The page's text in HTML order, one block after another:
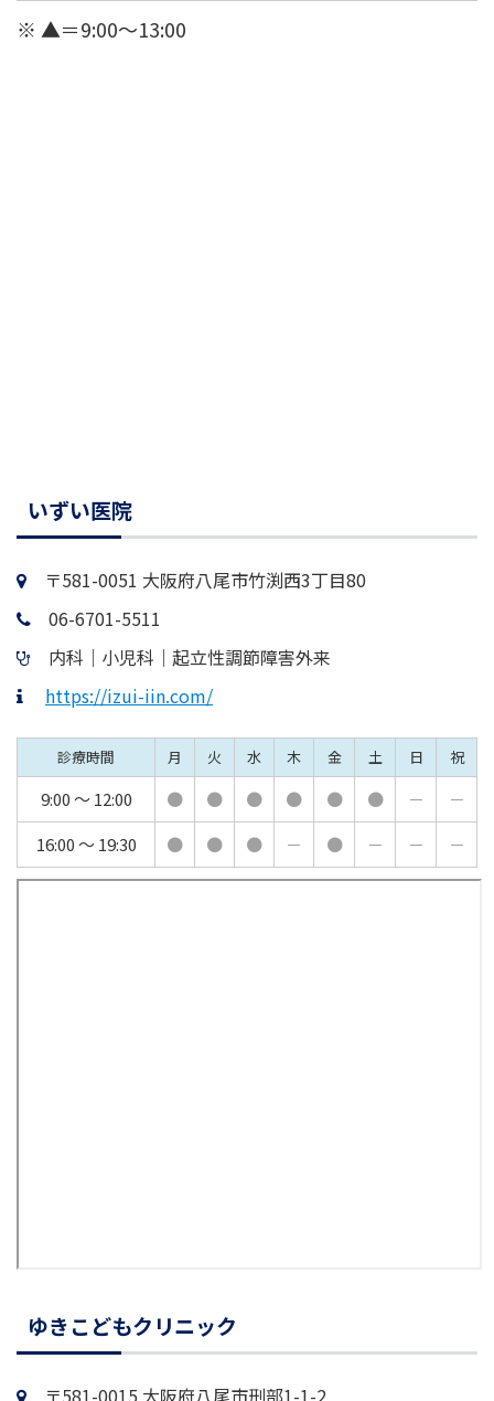
※ ▲＝9:00～13:00
いずい医院
〒581-0051 大阪府八尾市竹渕西3丁目80
06-6701-5511
内科｜小児科｜起立性調節障害外来
https://izui-iin.com/
診療時間 月 火 水 木 金 土 日 祝
9:00 ～ 12:00 ● ● ● ● ● ● －
－
16:00 ～ 19:30
● ● ● － ● － － －
ゆきこどもクリニック
〒581-0015 大阪府八尾市刑部1-1-2